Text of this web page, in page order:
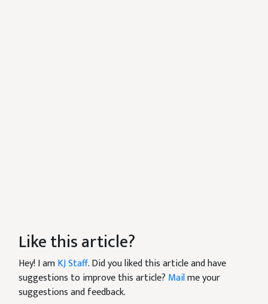
Like this article?
Hey! I amKJ Staff. Did you liked this article and have
suggestions to improve this article? Mailme your
suggestions and feedback.